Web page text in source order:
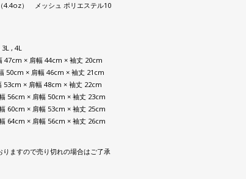
4.4oz） メッシュ ポリエステル10
3L , 4L
47cm × 肩幅 44cm × 袖丈 20cm
50cm × 肩幅 46cm × 袖丈 21cm
53cm × 肩幅 48cm × 袖丈 22cm
56cm × 肩幅 50cm × 袖丈 23cm
60cm × 肩幅 53cm × 袖丈 25cm
64cm × 肩幅 56cm × 袖丈 26cm
ますので売り切れの場合はご了承